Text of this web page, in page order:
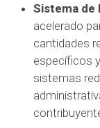
Sistema de
acelerado
cantidades
específicos
sistemas